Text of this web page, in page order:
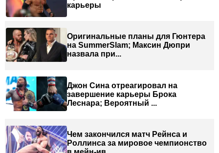
карьеры
Оригинальные планы для Гюнтера
на SummerSlam; Максин Дюпри
назвала при...
Джон Сина отреагировал на
завершение карьеры Брока
Леснара; Вероятный ...
Чем закончился матч Рейнса и
Роллинса за мировое чемпионство